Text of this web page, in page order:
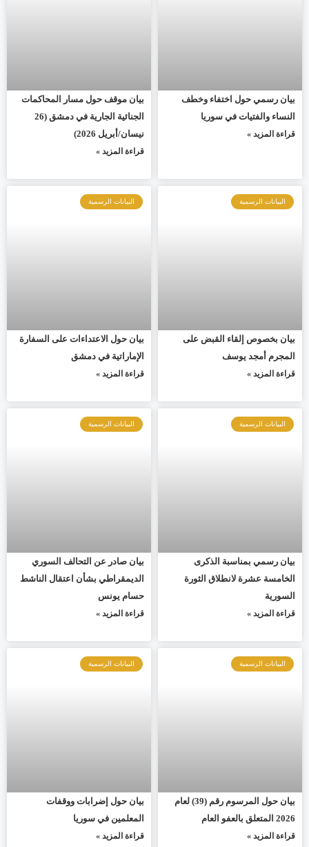
بيان رسمي حول اختفاء وخطف
النساء والفتيات في سوريا
قراءة المزيد »
بيان موقف حول مسار المحاكمات
الجنائية الجارية في دمشق (26
نيسان/أبريل 2026)
قراءة المزيد »
البيانات الرسمية
بيان بخصوص إلقاء القبض على
المجرم أمجد يوسف
قراءة المزيد »
البيانات الرسمية
بيان حول الاعتداءات على السفارة
الإماراتية في دمشق
قراءة المزيد »
البيانات الرسمية
بيان رسمي بمناسبة الذكرى
الخامسة عشرة لانطلاق الثورة
السورية
قراءة المزيد »
البيانات الرسمية
بيان صادر عن التحالف السوري
الديمقراطي بشأن اعتقال الناشط
حسام يونس
قراءة المزيد »
البيانات الرسمية
بيان حول المرسوم رقم (39) لعام
2026 المتعلق بالعفو العام
قراءة المزيد »
البيانات الرسمية
بيان حول إضرابات ووقفات
المعلمين في سوريا
قراءة المزيد »